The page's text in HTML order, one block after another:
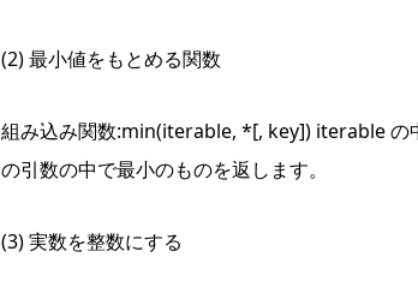
(2) 最小値をもとめる関数
組み込み関数:min(iterable, *[, key]) iterable の
の引数の中で最小のものを返します。
(3) 実数を整数にする